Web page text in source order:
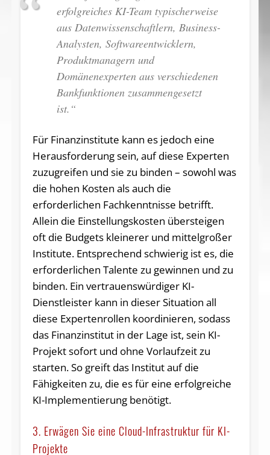
erfolgreiches KI-Team typischerweise
aus Datenwissenschaftlern, Business-
Analysten, Softwareentwicklern,
Produktmanagern und
Domänenexperten aus verschiedenen
Bankfunktionen zusammengesetzt
ist.“
Für Finanzinstitute kann es jedoch eine
Herausforderung sein, auf diese Experten
zuzugreifen und sie zu binden – sowohl was
die hohen Kosten als auch die
erforderlichen Fachkenntnisse betrifft.
Allein die Einstellungskosten übersteigen
oft die Budgets kleinerer und mittelgroßer
Institute. Entsprechend schwierig ist es, die
erforderlichen Talente zu gewinnen und zu
binden. Ein vertrauenswürdiger KI-
Dienstleister kann in dieser Situation all
diese Expertenrollen koordinieren, sodass
das Finanzinstitut in der Lage ist, sein KI-
Projekt sofort und ohne Vorlaufzeit zu
starten. So greift das Institut auf die
Fähigkeiten zu, die es für eine erfolgreiche
KI-Implementierung benötigt.
3. Erwägen Sie eine Cloud-Infrastruktur für KI-
Projekte